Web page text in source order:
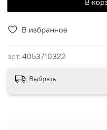
В избранное
арт. 4053710322
Выбрать